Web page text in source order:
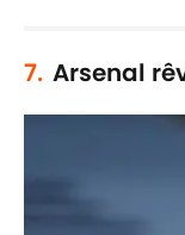
7. Arsenal